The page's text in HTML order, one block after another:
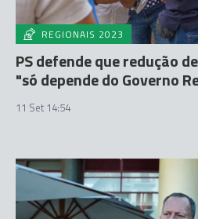
REGIONAIS 2023
PS defende que redução
"só depende do Governo
11 Set 14:54